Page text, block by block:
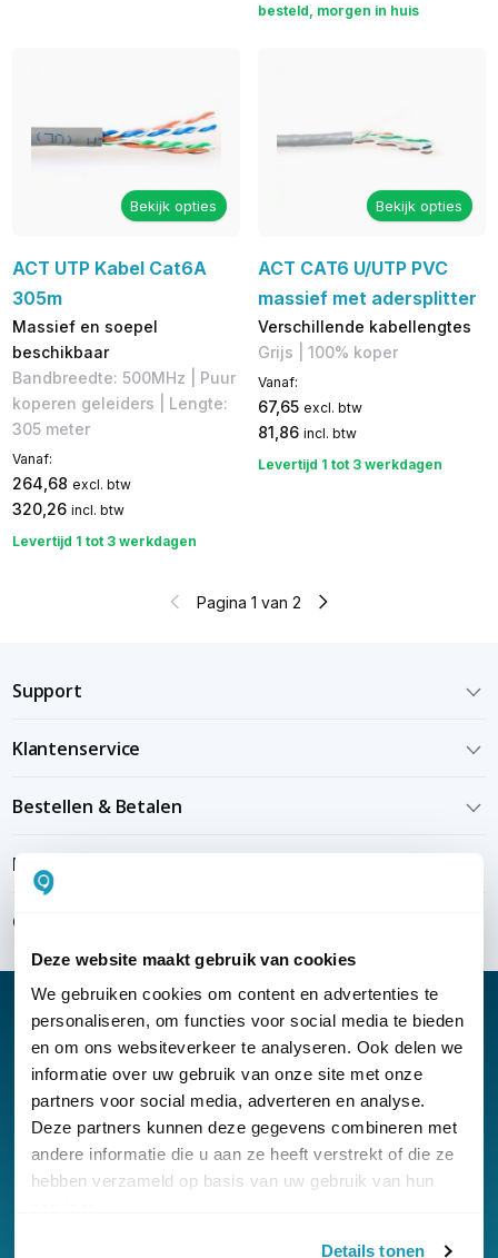
Deze website maakt gebruik van cookies
We gebruiken cookies om content en advertenties te
personaliseren, om functies voor social media te bieden
en om ons websiteverkeer te analyseren. Ook delen we
informatie over uw gebruik van onze site met onze
partners voor social media, adverteren en analyse.
Deze partners kunnen deze gegevens combineren met
andere informatie die u aan ze heeft verstrekt of die ze
hebben verzameld op basis van uw gebruik van hun
Details tonen
besteld, morgen in huis
Bekijk opties
ACT UTP Kabel Cat6A
305m
Massief en soepel
beschikbaar
Bandbreedte: 500MHz | Puur
koperen geleiders | Lengte:
305 meter
Vanaf:
264,68 excl. btw
320,26 incl. btw
Levertijd 1 tot 3 werkdagen
Bekijk opties
ACT CAT6 U/UTP PVC
massief met adersplitter
Verschillende kabellengtes
Grijs | 100% koper
Vanaf:
67,65 excl. btw
81,86 incl. btw
Levertijd 1 tot 3 werkdagen
Pagina 1 van 2
Support
Klantenservice
Bestellen & Betalen
Bezorgen & installeren
Over KommaGo
Nieuwsbrief
Klantenservice